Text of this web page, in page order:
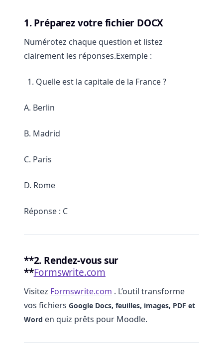
1. Préparez votre fichier DOCX
Numérotez chaque question et listez
clairement les réponses.Exemple :
Quelle est la capitale de la France ?
A. Berlin
B. Madrid
C. Paris
D. Rome
Réponse : C
**2. Rendez-vous sur
**Formswrite.com
Visitez Formswrite.com . L’outil transforme
vos fichiers Google Docs, feuilles, images, PDF et
Word en quiz prêts pour Moodle.